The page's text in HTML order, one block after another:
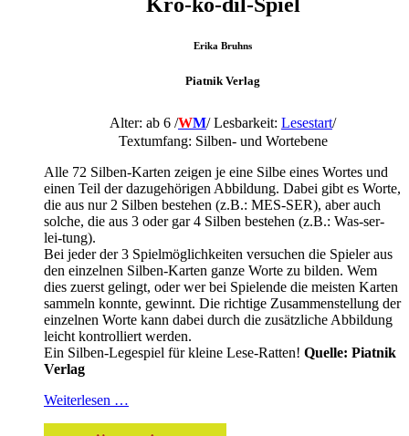
Erika Bruhns
Piatnik Verlag
Alter: ab 6 /WM/Lesbarkeit: Lesestart/
Textumfang: Silben- und Wortebene
Alle 72 Silben-Karten zeigen je eine Silbe eines Wortes und
einen Teil der dazugehörigen Abbildung. Dabei gibt es Worte,
die aus nur 2 Silben bestehen (z.B.: MES-SER), aber auch
solche, die aus 3 oder gar 4 Silben bestehen (z.B.: Was-ser-
lei-tung).
Bei jeder der 3 Spielmöglichkeiten versuchen die Spieler aus
den einzelnen Silben-Karten ganze Worte zu bilden. Wem
dies zuerst gelingt, oder wer bei Spielende die meisten Karten
sammeln konnte, gewinnt. Die richtige Zusammenstellung der
einzelnen Worte kann dabei durch die zusätzliche Abbildung
leicht kontrolliert werden.
Ein Silben-Legespiel für kleine Lese-Ratten! Quelle: Piatnik
Verlag
Weiterlesen …